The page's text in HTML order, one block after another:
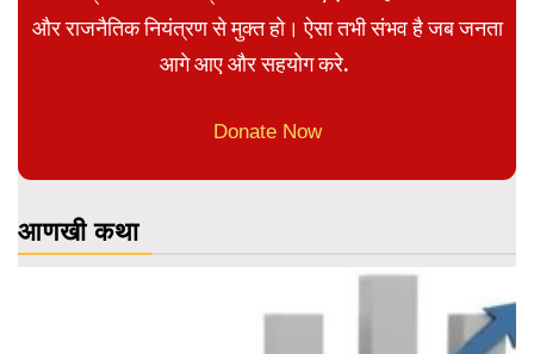
और राजनैतिक नियंत्रण से मुक्त हो। ऐसा तभी संभव है जब जनता
आगे आए और सहयोग करे.
Donate Now
आणखी कथा